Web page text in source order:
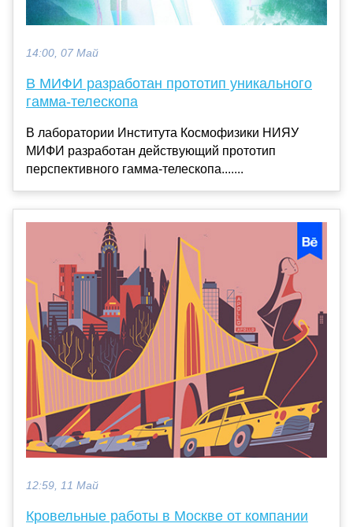
14:00, 07 Май
В МИФИ разработан прототип уникального
гамма-телескопа
В лаборатории Института Космофизики НИЯУ
МИФИ разработан действующий прототип
перспективного гамма-телескопа.......
12:59, 11 Май
Кровельные работы в Москве от компании